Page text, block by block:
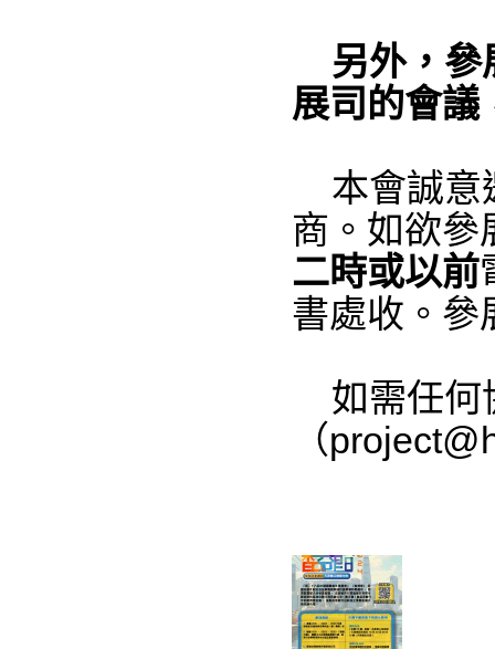
另外，參
展司的會議
本會誠意
商。 如欲參
二時或以前
書處收。參
如需任何
（